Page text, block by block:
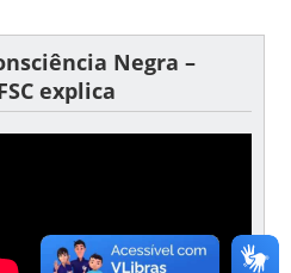
Negra –
explica